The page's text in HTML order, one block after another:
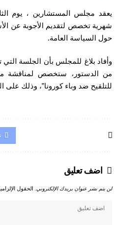
يعقد مجلس المستشارين ، يوم
شهرية تخصص لتقديم الأجوبة عن
حول السياسة العامة.
من الدستور، ستخصص لمناقشة
للتلقيح ضد وباء كورونا”، وذلك على
اضف تعليق
لن يتم نشر عنوان بريدك الإلكتروني. الحقول